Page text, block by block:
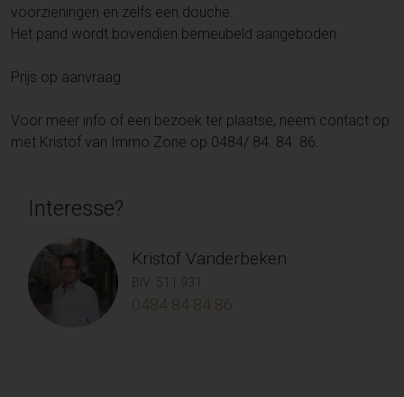
voorzieningen en zelfs een douche.
Het pand wordt bovendien bemeubeld aangeboden.
Prijs op aanvraag.
Voor meer info of een bezoek ter plaatse, neem contact op
met Kristof van Immo Zone op 0484/ 84. 84. 86.
Interesse?
Kristof Vanderbeken
BIV: 511.931
0484 84 84 86